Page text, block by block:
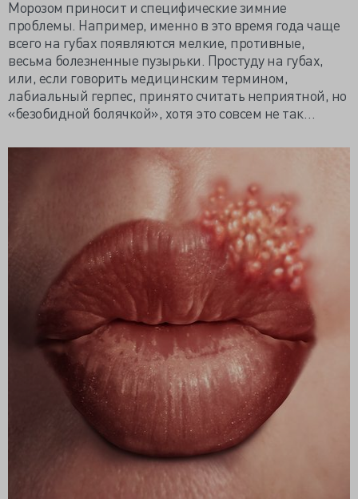
Морозом приносит и специфические зимние
проблемы. Например, именно в это время года чаще
всего на губах появляются мелкие, противные,
весьма болезненные пузырьки. Простуду на губах,
или, если говорить медицинским термином,
лабиальный герпес, принято считать неприятной, но
«безобидной болячкой», хотя это совсем не так…